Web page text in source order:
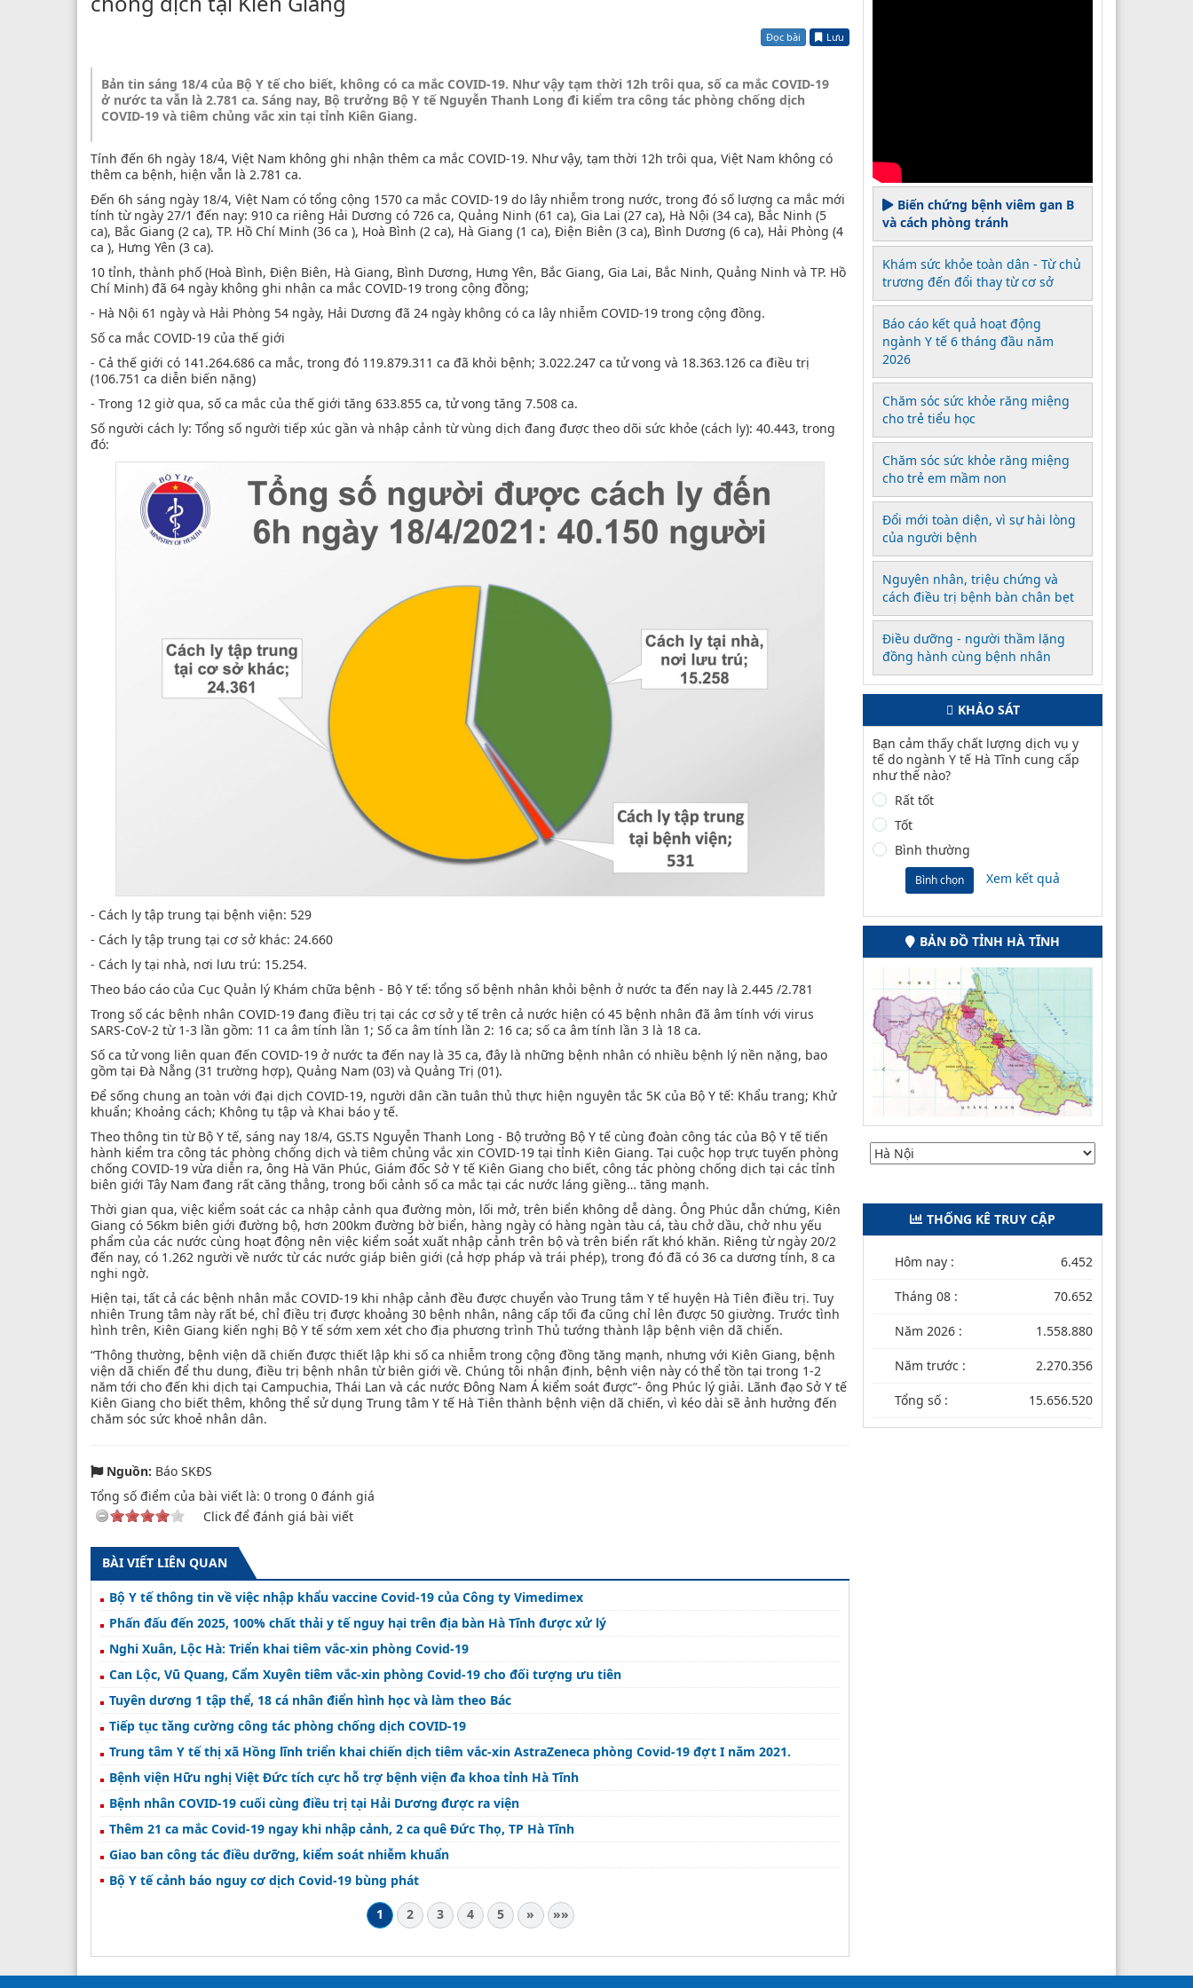
Đọc bài Lưu
Bản tin sáng 18/4 của Bộ Y tế cho biết, không có ca mắc COVID-19. Như vậy tạm thời 12h trôi qua, số ca mắc COVID-19
ở nước ta vẫn là 2.781 ca. Sáng nay, Bộ trưởng Bộ Y tế Nguyễn Thanh Long đi kiểm tra công tác phòng chống dịch
COVID-19 và tiêm chủng vắc xin tại tỉnh Kiên Giang.
Tính đến 6h ngày 18/4, Việt Nam không ghi nhận thêm ca mắc COVID-19. Như vậy, tạm thời 12h trôi qua, Việt Nam không có
thêm ca bệnh, hiện vẫn là 2.781 ca.
Đến 6h sáng ngày 18/4, Việt Nam có tổng cộng 1570 ca mắc COVID-19 do lây nhiễm trong nước, trong đó số lượng ca mắc mới
tính từ ngày 27/1 đến nay: 910 ca riêng Hải Dương có 726 ca, Quảng Ninh (61 ca), Gia Lai (27 ca), Hà Nội (34 ca), Bắc Ninh (5
ca), Bắc Giang (2 ca), TP. Hồ Chí Minh (36 ca ), Hoà Bình (2 ca), Hà Giang (1 ca), Điện Biên (3 ca), Bình Dương (6 ca), Hải Phòng (4
ca ), Hưng Yên (3 ca).
10 tỉnh, thành phố (Hoà Bình, Điện Biên, Hà Giang, Bình Dương, Hưng Yên, Bắc Giang, Gia Lai, Bắc Ninh, Quảng Ninh và TP. Hồ
Chí Minh) đã 64 ngày không ghi nhận ca mắc COVID-19 trong cộng đồng;
- Hà Nội 61 ngày và Hải Phòng 54 ngày, Hải Dương đã 24 ngày không có ca lây nhiễm COVID-19 trong cộng đồng.
Số ca mắc COVID-19 của thế giới
- Cả thế giới có 141.264.686 ca mắc, trong đó 119.879.311 ca đã khỏi bệnh; 3.022.247 ca tử vong và 18.363.126 ca điều trị
(106.751 ca diễn biến nặng)
- Trong 12 giờ qua, số ca mắc của thế giới tăng 633.855 ca, tử vong tăng 7.508 ca.
Số người cách ly: Tổng số người tiếp xúc gần và nhập cảnh từ vùng dịch đang được theo dõi sức khỏe (cách ly): 40.443, trong
đó:
- Cách ly tập trung tại bệnh viện: 529
- Cách ly tập trung tại cơ sở khác: 24.660
- Cách ly tại nhà, nơi lưu trú: 15.254.
Theo báo cáo của Cục Quản lý Khám chữa bệnh - Bộ Y tế: tổng số bệnh nhân khỏi bệnh ở nước ta đến nay là 2.445 /2.781
Trong số các bệnh nhân COVID-19 đang điều trị tại các cơ sở y tế trên cả nước hiện có 45 bệnh nhân đã âm tính với virus
SARS-CoV-2 từ 1-3 lần gồm: 11 ca âm tính lần 1; Số ca âm tính lần 2: 16 ca; số ca âm tính lần 3 là 18 ca.
Số ca tử vong liên quan đến COVID-19 ở nước ta đến nay là 35 ca, đây là những bệnh nhân có nhiều bệnh lý nền nặng, bao
gồm tại Đà Nẵng (31 trường hợp), Quảng Nam (03) và Quảng Trị (01).
Để sống chung an toàn với đại dịch COVID-19, người dân cần tuân thủ thực hiện nguyên tắc 5K của Bộ Y tế: Khẩu trang; Khử
khuẩn; Khoảng cách; Không tụ tập và Khai báo y tế.
Theo thông tin từ Bộ Y tế, sáng nay 18/4, GS.TS Nguyễn Thanh Long - Bộ trưởng Bộ Y tế cùng đoàn công tác của Bộ Y tế tiến
hành kiểm tra công tác phòng chống dịch và tiêm chủng vắc xin COVID-19 tại tỉnh Kiên Giang. Tại cuộc họp trực tuyến phòng
chống COVID-19 vừa diễn ra, ông Hà Văn Phúc, Giám đốc Sở Y tế Kiên Giang cho biết, công tác phòng chống dịch tại các tỉnh
biên giới Tây Nam đang rất căng thẳng, trong bối cảnh số ca mắc tại các nước láng giềng… tăng mạnh.
Thời gian qua, việc kiểm soát các ca nhập cảnh qua đường mòn, lối mở, trên biển không dễ dàng. Ông Phúc dẫn chứng, Kiên
Giang có 56km biên giới đường bộ, hơn 200km đường bờ biển, hàng ngày có hàng ngàn tàu cá, tàu chở dầu, chở nhu yếu
phẩm của các nước cùng hoạt động nên việc kiểm soát xuất nhập cảnh trên bộ và trên biển rất khó khăn. Riêng từ ngày 20/2
đến nay, có 1.262 người về nước từ các nước giáp biên giới (cả hợp pháp và trái phép), trong đó đã có 36 ca dương tính, 8 ca
nghi ngờ.
Hiện tại, tất cả các bệnh nhân mắc COVID-19 khi nhập cảnh đều được chuyển vào Trung tâm Y tế huyện Hà Tiên điều trị. Tuy
nhiên Trung tâm này rất bé, chỉ điều trị được khoảng 30 bệnh nhân, nâng cấp tối đa cũng chỉ lên được 50 giường. Trước tình
hình trên, Kiên Giang kiến nghị Bộ Y tế sớm xem xét cho địa phương trình Thủ tướng thành lập bệnh viện dã chiến.
“Thông thường, bệnh viện dã chiến được thiết lập khi số ca nhiễm trong cộng đồng tăng mạnh, nhưng với Kiên Giang, bệnh
viện dã chiến để thu dung, điều trị bệnh nhân từ biên giới về. Chúng tôi nhận định, bệnh viện này có thể tồn tại trong 1-2
năm tới cho đến khi dịch tại Campuchia, Thái Lan và các nước Đông Nam Á kiểm soát được”- ông Phúc lý giải. Lãnh đạo Sở Y tế
Kiên Giang cho biết thêm, không thể sử dụng Trung tâm Y tế Hà Tiên thành bệnh viện dã chiến, vì kéo dài sẽ ảnh hưởng đến
chăm sóc sức khoẻ nhân dân.
Nguồn: Báo SKĐS
Tổng số điểm của bài viết là: 0 trong 0 đánh giá
Click để đánh giá bài viết
BÀI VIẾT LIÊN QUAN
Bộ Y tế thông tin về việc nhập khẩu vaccine Covid-19 của Công ty Vimedimex
Phấn đấu đến 2025, 100% chất thải y tế nguy hại trên địa bàn Hà Tĩnh được xử lý
Nghi Xuân, Lộc Hà: Triển khai tiêm vắc-xin phòng Covid-19
Can Lộc, Vũ Quang, Cẩm Xuyên tiêm vắc-xin phòng Covid-19 cho đối tượng ưu tiên
Tuyên dương 1 tập thể, 18 cá nhân điển hình học và làm theo Bác
Tiếp tục tăng cường công tác phòng chống dịch COVID-19
Trung tâm Y tế thị xã Hồng lĩnh triển khai chiến dịch tiêm vắc-xin AstraZeneca phòng Covid-19 đợt I năm 2021.
Bệnh viện Hữu nghị Việt Đức tích cực hỗ trợ bệnh viện đa khoa tỉnh Hà Tĩnh
Bệnh nhân COVID-19 cuối cùng điều trị tại Hải Dương được ra viện
Thêm 21 ca mắc Covid-19 ngay khi nhập cảnh, 2 ca quê Đức Thọ, TP Hà Tĩnh
Giao ban công tác điều dưỡng, kiểm soát nhiễm khuẩn
Bộ Y tế cảnh báo nguy cơ dịch Covid-19 bùng phát
1
2 3 4 5 » »»
Biến chứng bệnh viêm gan B
và cách phòng tránh
Khám sức khỏe toàn dân - Từ chủ
trương đến đổi thay từ cơ sở
Báo cáo kết quả hoạt động
ngành Y tế 6 tháng đầu năm
2026
Chăm sóc sức khỏe răng miệng
cho trẻ tiểu học
Chăm sóc sức khỏe răng miệng
cho trẻ em mầm non
Đổi mới toàn diện, vì sự hài lòng
của người bệnh
Nguyên nhân, triệu chứng và
cách điều trị bệnh bàn chân bẹt
Điều dưỡng - người thầm lặng
đồng hành cùng bệnh nhân
KHẢO SÁT
Bạn cảm thấy chất lượng dịch vụ y
tế do ngành Y tế Hà Tĩnh cung cấp
như thế nào?
Rất tốt
Tốt
Bình thường
Bình chọn Xem kết quả
BẢN ĐỒ TỈNH HÀ TĨNH
THỐNG KÊ TRUY CẬP
Hôm nay : 6.452
Tháng 08 : 70.652
Năm 2026 : 1.558.880
Năm trước : 2.270.356
Tổng số : 15.656.520